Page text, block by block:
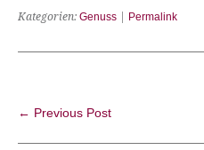
Kategorien: Genuss Permalink
← Previous Post